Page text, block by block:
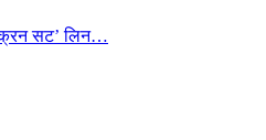
सट’ लिन…